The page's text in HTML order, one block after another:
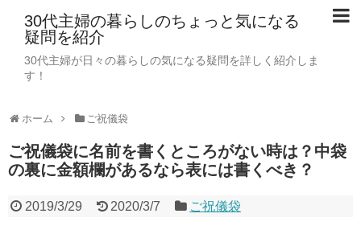
30代主婦の暮らしのちょっと気になる
疑問を紹介
30代主婦が日々の暮らしの気になる疑問を詳しく紹介しま
す！
ホーム ご祝儀袋
ご祝儀袋に名前を書くところがない時は？中袋
の裏に金額欄があるなら表には書くべき？
2019/3/29 2020/3/7 ご祝儀袋